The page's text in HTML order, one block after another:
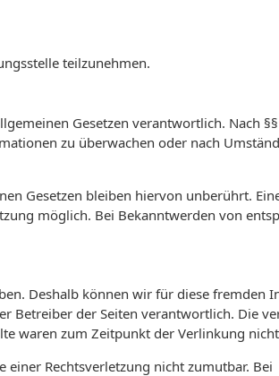
teilzunehmen.
Gesetzen verantwortlich. Nach
zu überwachen oder nach
Gesetzen bleiben hiervon unberührt.
möglich. Bei Bekanntwerden von
Deshalb können wir für diese fremden
Betreiber der Seiten verantwortlich. Die
waren zum Zeitpunkt der Verlinkung
Rechtsverletzung nicht zumutbar. Bei